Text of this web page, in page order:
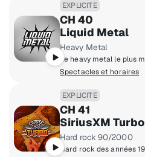
EXPLICITE
CH 40
Liquid Metal
Heavy Metal
Spectacles et horaires
EXPLICITE
CH 41
SiriusXM Turbo
Hard rock 90/2000